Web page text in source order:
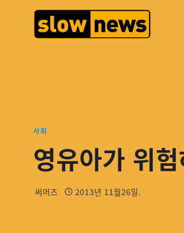
사회
영유아가 위
써머즈 2013년 11월26일.